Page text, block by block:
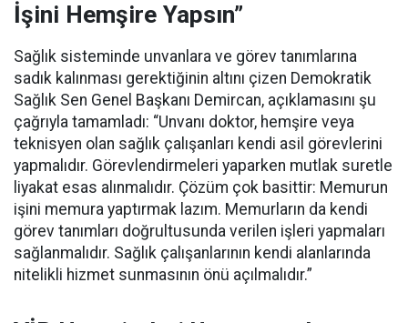
İşini Hemşire Yapsın”
Sağlık sisteminde unvanlara ve görev tanımlarına
sadık kalınması gerektiğinin altını çizen Demokratik
Sağlık Sen Genel Başkanı Demircan, açıklamasını şu
çağrıyla tamamladı: “Unvanı doktor, hemşire veya
teknisyen olan sağlık çalışanları kendi asil görevlerini
yapmalıdır. Görevlendirmeleri yaparken mutlak suretle
liyakat esas alınmalıdır. Çözüm çok basittir: Memurun
işini memura yaptırmak lazım. Memurların da kendi
görev tanımları doğrultusunda verilen işleri yapmaları
sağlanmalıdır. Sağlık çalışanlarının kendi alanlarında
nitelikli hizmet sunmasının önü açılmalıdır.”